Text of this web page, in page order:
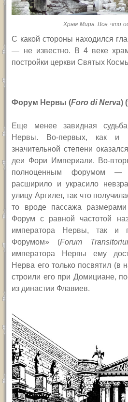
Храм Мира. Все, что
С какой стороны находился
— не известно. В 4 веке
постройки церкви Святых
Форум Нервы (Foro di Nerva)
Еще менее завидная
Нервы. Во-первых, как
значительной степени
деи Фори Империали. Во-
полноценным форумом —
расширило и украсило
улицу Аргилет, так что
то вроде пассажа
Форум с равной частотой
императора Нервы, так и
Форумом» (Forum
императора Нервы ему
Нерва его только посвятил (в
строили его при Домициане,
из династии Флавиев.